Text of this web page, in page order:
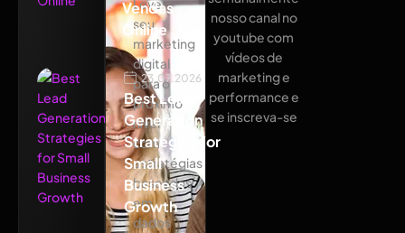
Vendas
Online
23.07.2026
Best Lead
Generation
Strategies for
Small
Business
Growth
Leve
seu
marketing
digital
para o
próximo
nível
com
estratégias
baseadas
em
dados
nosso canal no
youtube com
vídeos de
marketing e
performance e
se inscreva-se